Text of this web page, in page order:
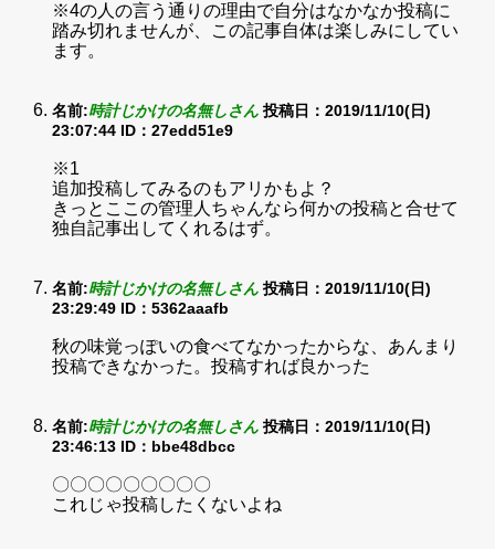
※4の人の言う通りの理由で自分はなかなか投稿に
踏み切れませんが、この記事自体は楽しみにしてい
ます。
名前:時計じかけの名無しさん 投稿日：2019/11/10(日)
23:07:44 ID：27edd51e9
※1
追加投稿してみるのもアリかもよ？
きっとここの管理人ちゃんなら何かの投稿と合せて
独自記事出してくれるはず。
名前:時計じかけの名無しさん 投稿日：2019/11/10(日)
23:29:49 ID：5362aaafb
秋の味覚っぽいの食べてなかったからな、あんまり
投稿できなかった。投稿すれば良かった
名前:時計じかけの名無しさん 投稿日：2019/11/10(日)
23:46:13 ID：bbe48dbcc
〇〇〇〇〇〇〇〇〇
これじゃ投稿したくないよね